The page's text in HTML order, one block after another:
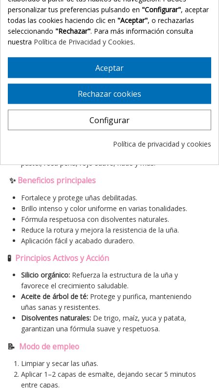
ElEcrinal Esmalte de Uñascombina color y cuidado. Disponible
en varias tonalidades elegantes, su fórmula fortalece y protege
la uña mientras aporta un acabado brillante y duradero.
Ideal para uñas normales o frágiles, respetando su fisiología y
mejorando su resistencia.
📌Indicaciones
Este esmalte está indicado para:
Uñas normales, frágiles o quebradizas.
Personas que buscan fortalecer y embellecer sus uñas sin
renunciar al color.
Uso diario como protección y nutrición de las uñas.
pastel, rosa perla, rojo suave, nude y más.
✨Beneficios principales
Fortalece y protege uñas debilitadas.
Brillo intenso y color uniforme en varias tonalidades.
Fórmula respetuosa con disolventes naturales.
Reduce la rotura y mejora la resistencia de la uña.
Aplicación fácil y acabado duradero.
🧪 Principios Activos y Acción
Silicio orgánico: Refuerza la estructura de la uña y
favorece el crecimiento saludable.
Aceite de árbol de té: Protege y purifica, manteniendo
uñas sanas y resistentes.
Disolventes naturales: De trigo, maíz, yuca y patata,
garantizan una fórmula suave y respetuosa.
📝 Modo de empleo
Limpiar y secar las uñas.
Aplicar 1–2 capas de esmalte, dejando secar 5 minutos
entre capas.
personalizar tus preferencias pulsando en "Configurar", aceptar
todas las cookies haciendo clic en "Aceptar", o rechazarlas
seleccionando "Rechazar". Para más información consulta
nuestra Política de Privacidad y Cookies.
Aceptar
Rechazar cookies
Configurar
Política de privacidad y cookies